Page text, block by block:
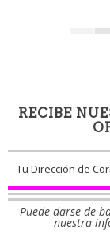
RECIBE
Puede darse de
nuestra